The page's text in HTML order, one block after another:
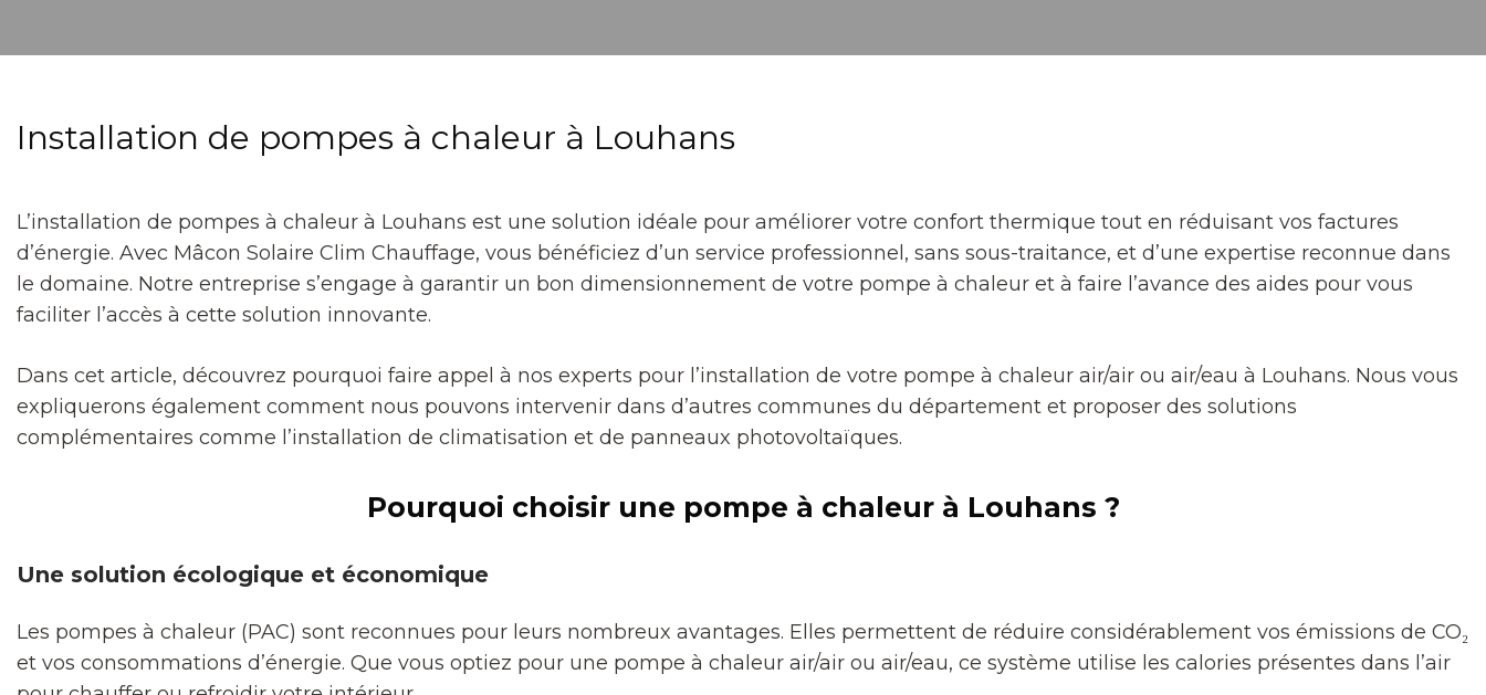
Installation de pompes à chaleur à Louhans
L’installation de pompes à chaleur à Louhans est une solution idéale pour améliorer votre confort thermique tout en réduisant vos factures
d’énergie. Avec Mâcon Solaire Clim Chauffage, vous bénéficiez d’un service professionnel, sans sous-traitance, et d’une expertise reconnue dans
le domaine. Notre entreprise s’engage à garantir un bon dimensionnement de votre pompe à chaleur et à faire l’avance des aides pour vous
faciliter l’accès à cette solution innovante.
Dans cet article, découvrez pourquoi faire appel à nos experts pour l’installation de votre pompe à chaleur air/air ou air/eau à Louhans. Nous vous
expliquerons également comment nous pouvons intervenir dans d’autres communes du département et proposer des solutions
complémentaires comme l’installation de climatisation et de panneaux photovoltaïques.
Pourquoi choisir une pompe à chaleur à Louhans ?
Une solution écologique et économique
Les pompes à chaleur (PAC) sont reconnues pour leurs nombreux avantages. Elles permettent de réduire considérablement vos émissions de CO₂
et vos consommations d’énergie. Que vous optiez pour une pompe à chaleur air/air ou air/eau, ce système utilise les calories présentes dans l’air